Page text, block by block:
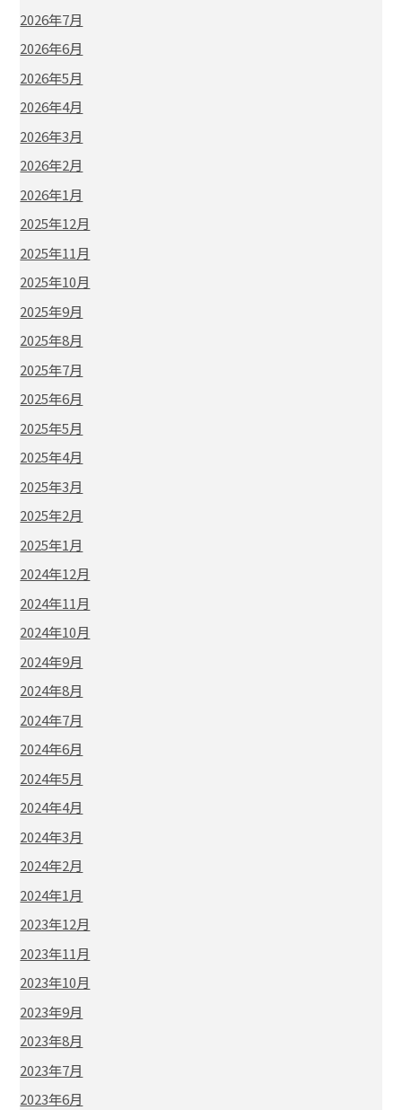
2026年7月
2026年6月
2026年5月
2026年4月
2026年3月
2026年2月
2026年1月
2025年12月
2025年11月
2025年10月
2025年9月
2025年8月
2025年7月
2025年6月
2025年5月
2025年4月
2025年3月
2025年2月
2025年1月
2024年12月
2024年11月
2024年10月
2024年9月
2024年8月
2024年7月
2024年6月
2024年5月
2024年4月
2024年3月
2024年2月
2024年1月
2023年12月
2023年11月
2023年10月
2023年9月
2023年8月
2023年7月
2023年6月